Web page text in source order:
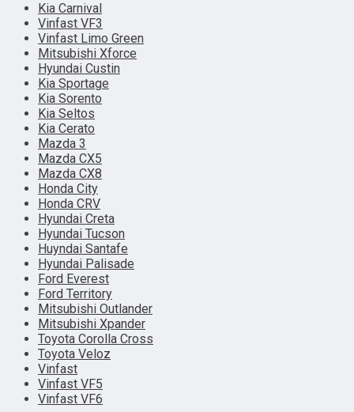
Kia Carnival
Vinfast VF3
Vinfast Limo Green
Mitsubishi Xforce
Hyundai Custin
Kia Sportage
Kia Sorento
Kia Seltos
Kia Cerato
Mazda 3
Mazda CX5
Mazda CX8
Honda City
Honda CRV
Hyundai Creta
Hyundai Tucson
Huyndai Santafe
Hyundai Palisade
Ford Everest
Ford Territory
Mitsubishi Outlander
Mitsubishi Xpander
Toyota Corolla Cross
Toyota Veloz
Vinfast
Vinfast VF5
Vinfast VF6